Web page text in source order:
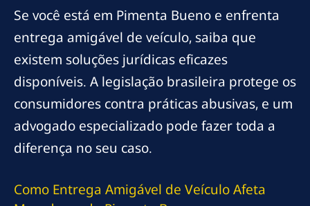
Se você está em Pimenta Bueno e enfrenta
entrega amigável de veículo, saiba que
existem soluções jurídicas eficazes
disponíveis. A legislação brasileira protege os
consumidores contra práticas abusivas, e um
advogado especializado pode fazer toda a
diferença no seu caso.
Como Entrega Amigável de Veículo Afeta